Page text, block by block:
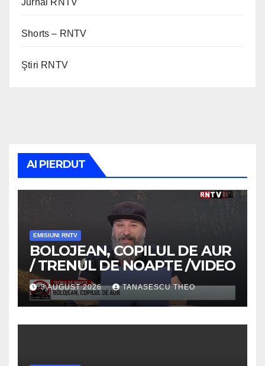
Jurnal RNTV
Shorts – RNTV
Ştiri RNTV
AI PIERDUT
EMISIUNI RNTV
BOLOJEAN, COPILUL DE AUR
/ TRENUL DE NOAPTE /VIDEO
3 AUGUST 2026 TANASESCU THEO